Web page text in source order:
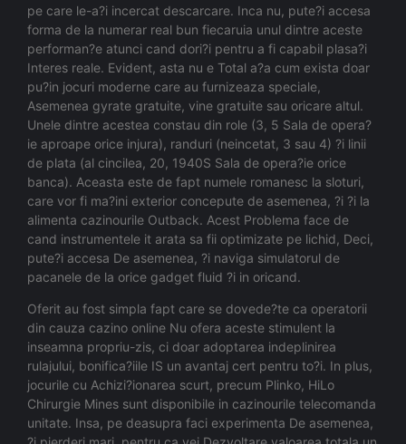
pe care le-a?i incercat descarcare. Inca nu, pute?i accesa
forma de la numerar real bun fiecaruia unul dintre aceste
performan?e atunci cand dori?i pentru a fi capabil plasa?i
Interes reale. Evident, asta nu e Total a?a cum exista doar
pu?in jocuri moderne care au furnizeaza speciale,
Asemenea gyrate gratuite, vine gratuite sau oricare altul.
Unele dintre acestea constau din role (3, 5 Sala de opera?
ie aproape orice injura), randuri (neincetat, 3 sau 4) ?i linii
de plata (al cincilea, 20, 1940S Sala de opera?ie orice
banca). Aceasta este de fapt numele romanesc la sloturi,
care vor fi ma?ini exterior concepute de asemenea, ?i ?i la
alimenta cazinourile Outback. Acest Problema face de
cand instrumentele it arata sa fii optimizate pe lichid, Deci,
pute?i accesa De asemenea, ?i naviga simulatorul de
pacanele de la orice gadget fluid ?i in oricand.
Oferit au fost simpla fapt care se dovede?te ca operatorii
din cauza cazino online Nu ofera aceste stimulent la
inseamna propriu-zis, ci doar adoptarea indeplinirea
rulajului, bonifica?iile IS un avantaj cert pentru to?i. In plus,
jocurile cu Achizi?ionarea scurt, precum Plinko, HiLo
Chirurgie Mines sunt disponibile in cazinourile telecomanda
unitate. Insa, pe deasupra faci experimenta De asemenea,